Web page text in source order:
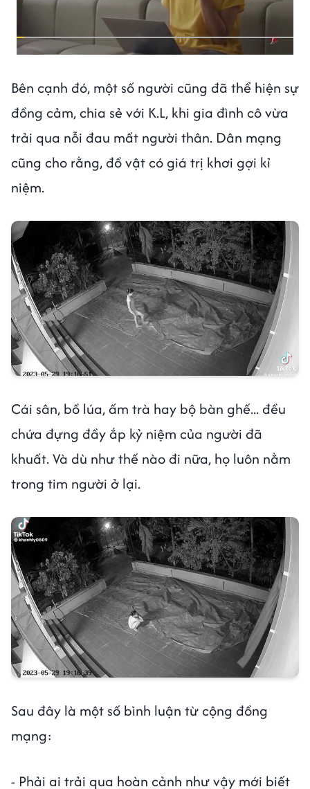
Bên cạnh đó, một số người cũng đã thể hiện sự
đồng cảm, chia sẻ với K.L, khi gia đình cô vừa
trải qua nỗi đau mất người thân. Dân mạng
cũng cho rằng, đồ vật có giá trị khơi gợi kỉ
niệm.
Cái sân, bồ lúa, ấm trà hay bộ bàn ghế... đều
chứa đựng đầy ắp kỷ niệm của người đã
khuất. Và dù như thế nào đi nữa, họ luôn nằm
trong tim người ở lại.
Sau đây là một số bình luận từ cộng đồng
mạng:
- Phải ai trải qua hoàn cảnh như vậy mới biết